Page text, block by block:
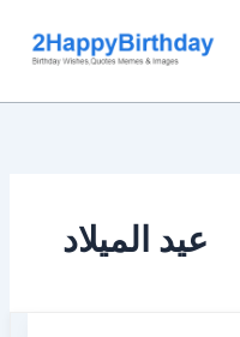
content
عيد الميلاد